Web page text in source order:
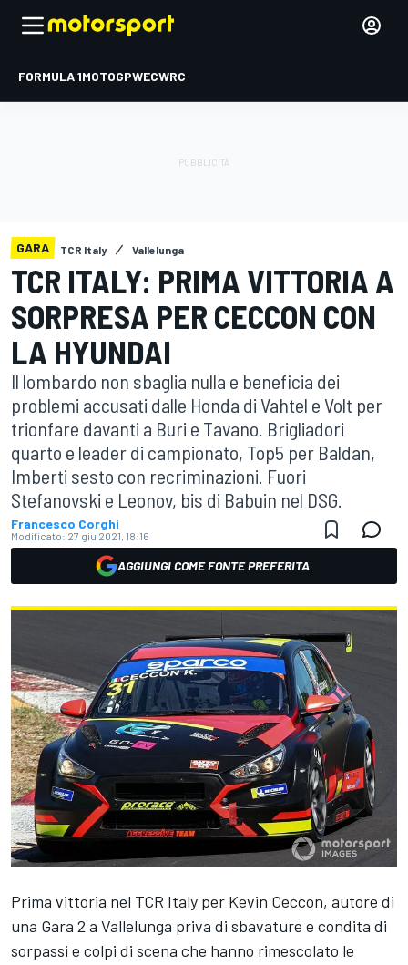
FORMULA 1MOTOGPWECWRC
GARA TCR Italy Vallelunga
TCR ITALY: PRIMA VITTORIA A
SORPRESA PER CECCON CON
LA HYUNDAI
Il lombardo non sbaglia nulla e beneficia dei
problemi accusati dalle Honda di Vahtel e Volt per
trionfare davanti a Buri e Tavano. Brigliadori
quarto e leader di campionato, Top5 per Baldan,
Imberti sesto con recriminazioni. Fuori
Stefanovski e Leonov, bis di Babuin nel DSG.
Francesco Corghi
Modificato: 27 giu 2021, 18:16
AGGIUNGI COME FONTE PREFERITA
Prima vittoria nel TCR Italy per Kevin Ceccon, autore di
una Gara 2 a Vallelunga priva di sbavature e condita di
sorpassi e colpi di scena che hanno rimescolato le